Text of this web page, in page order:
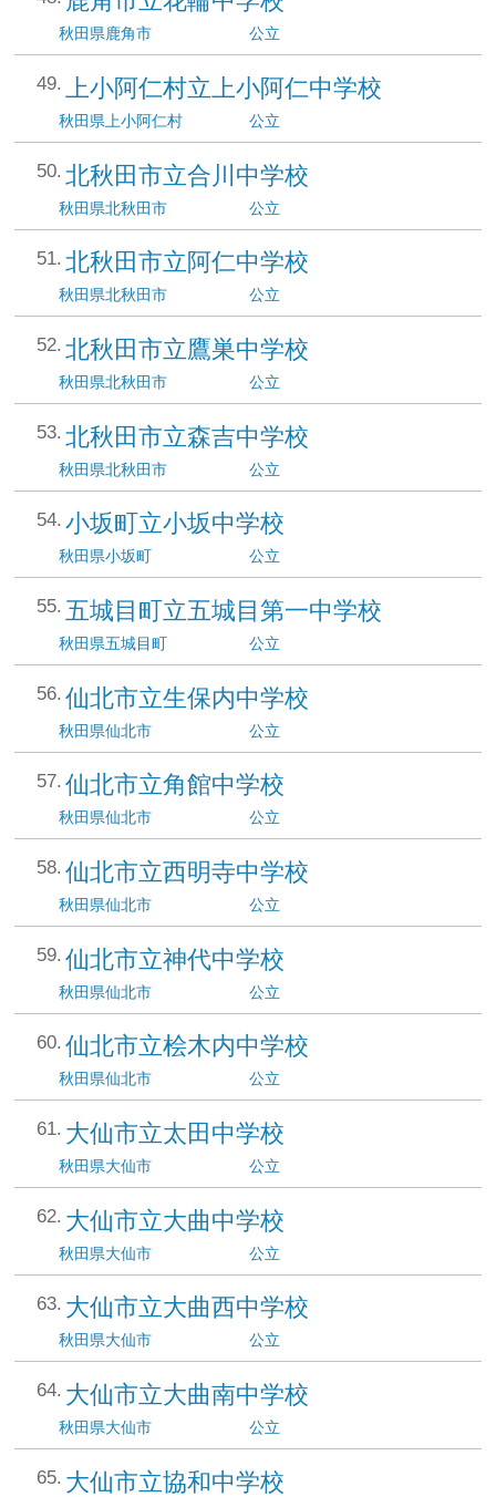
秋田県鹿角市 公立
上小阿仁村立上小阿仁中学校
秋田県 上小阿仁村 公立
北秋田市立合川中学校
秋田県北秋田市 公立
北秋田市立阿仁中学校
秋田県北秋田市 公立
北秋田市立鷹巣中学校
秋田県北秋田市 公立
北秋田市立森吉中学校
秋田県北秋田市 公立
小坂町立小坂中学校
秋田県小坂町 公立
五城目町立五城目第一中学校
秋田県五城目町 公立
仙北市立生保内中学校
秋田県仙北市 公立
仙北市立角館中学校
秋田県仙北市 公立
仙北市立西明寺中学校
秋田県仙北市 公立
仙北市立神代中学校
秋田県仙北市 公立
仙北市立桧木内中学校
秋田県仙北市 公立
大仙市立太田中学校
秋田県大仙市 公立
大仙市立大曲中学校
秋田県大仙市 公立
大仙市立大曲西中学校
秋田県大仙市 公立
大仙市立大曲南中学校
秋田県大仙市 公立
大仙市立協和中学校